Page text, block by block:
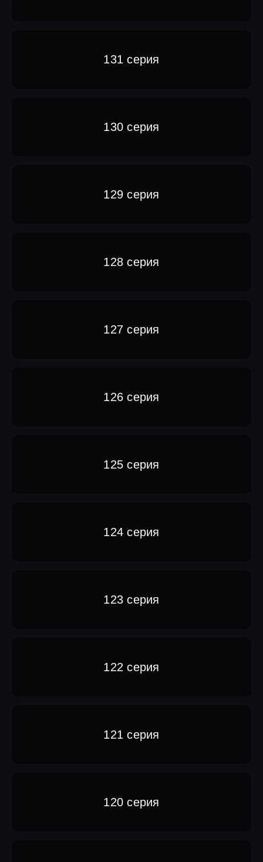
131 серия
130 серия
129 серия
128 серия
127 серия
126 серия
125 серия
124 серия
123 серия
122 серия
121 серия
120 серия